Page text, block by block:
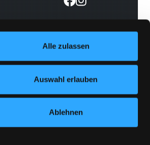
Alle zulassen
Auswahl erlauben
Ablehnen
verpassen